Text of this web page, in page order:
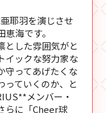
耶羽を演じさせ
海です。
とした雰囲気がと
イックな努力家な
守ってあげたくな
っていくのか、と
メンバー・
らに「Cheer球